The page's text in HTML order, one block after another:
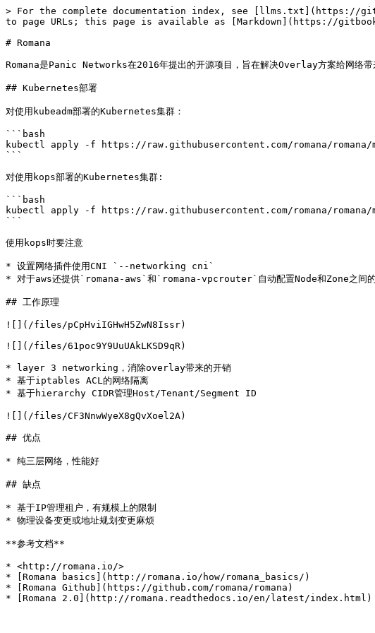
> For the complete documentation index, see [llms.txt](https://
to page URLs; this page is available as [Markdown](https://
# Romana
Romana是Panic Networks在2016年提出的开源项目，旨在解决Overlay方案给网络带
## Kubernetes部署
对使用kubeadm部署的Kubernetes集群：
```bash
kubectl apply -f https://raw.githubusercontent.com/romana/romana/
```
对使用kops部署的Kubernetes集群:
```bash
kubectl apply -f https://raw.githubusercontent.com/romana/romana/
```
使用kops时要注意
* 设置网络插件使用CNI `--networking cni`
* 对于aws还提供`romana-aws`和`romana-vpcrouter`自动配置Node和Zone之间
## 工作原理
![](/files/pCpHviIGHwH5ZwN8Issr)
![](/files/61poc9Y9UuUAkLKSD9qR)
* layer 3 networking，消除overlay带来的开销
* 基于iptables ACL的网络隔离
* 基于hierarchy CIDR管理Host/Tenant/Segment ID
![](/files/CF3NnwWyeX8gQvXoel2A)
## 优点
* 纯三层网络，性能好
## 缺点
* 基于IP管理租户，有规模上的限制
* 物理设备变更或地址规划变更麻烦
**参考文档**
* <http://romana.io/>
* [Romana basics](http://romana.io/how/romana_basics/)
* [Romana Github](https://github.com/romana/romana)